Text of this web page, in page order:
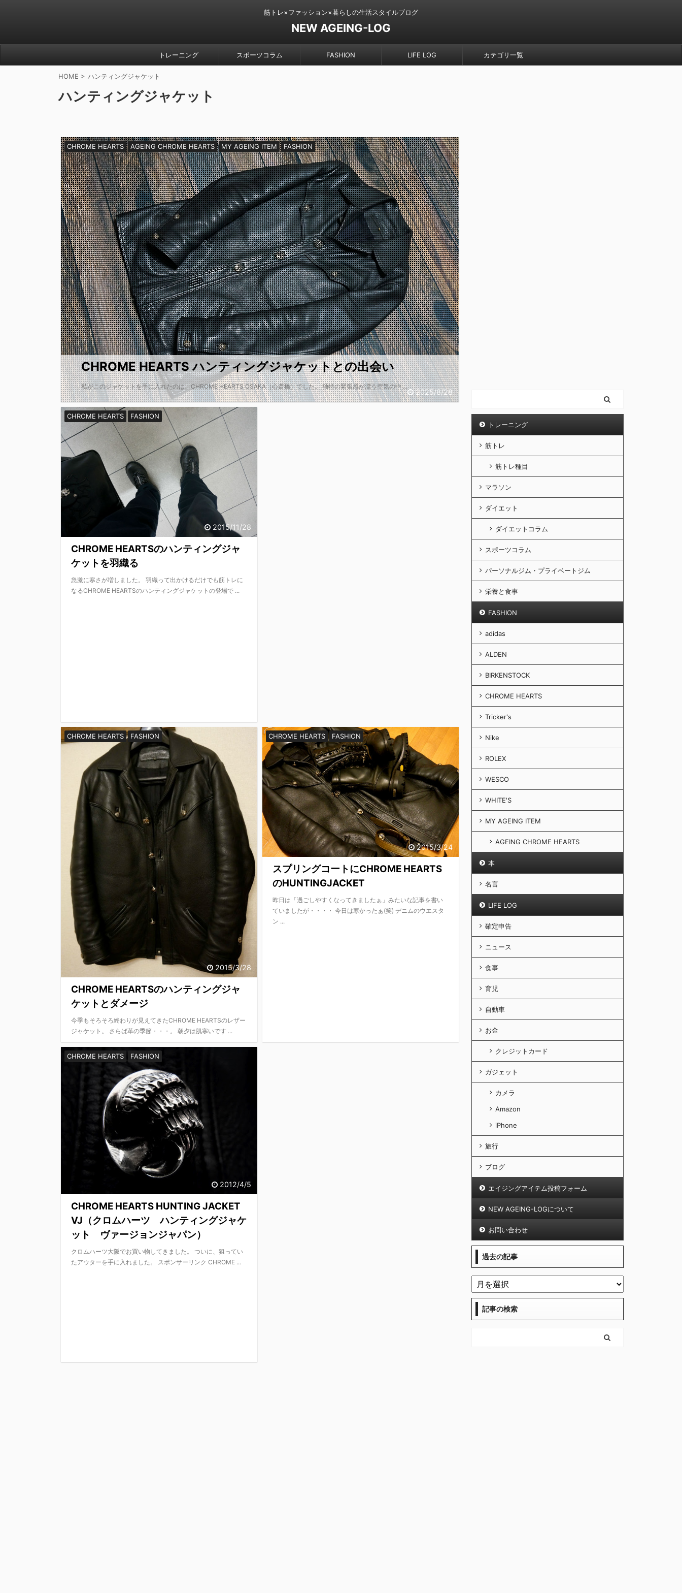
筋トレ×ファッション×暮らしの生活スタイルブログ
NEW AGEING-LOG
トレーニング スポーツコラム FASHION LIFE LOG カテゴリ一覧
HOME > ハンティングジャケット
ハンティングジャケット
2025/8/28
CHROME HEARTS AGEING CHROME HEARTS MY AGEING ITEM FASHION
CHROME HEARTS ハンティングジャケットとの出会い
私がこのジャケットを手に入れたのは、CHROME HEARTS OSAKA（心斎橋）でした。 独特の緊張感が漂う空気の中 ...
2015/11/28
CHROME HEARTS FASHION
CHROME HEARTSのハンティングジャ
ケットを羽織る
急激に寒さが増しました。 羽織って出かけるだけでも筋トレに
なるCHROME HEARTSのハンティングジャケットの登場で ...
2015/3/28
CHROME HEARTS FASHION
CHROME HEARTSのハンティングジャ
ケットとダメージ
今季もそろそろ終わりが見えてきたCHROME HEARTSのレザー
ジャケット。 さらば革の季節・・・。 朝夕は肌寒いです ...
2015/3/24
CHROME HEARTS FASHION
スプリングコートにCHROME HEARTS
のHUNTINGJACKET
昨日は「過ごしやすくなってきましたぁ」みたいな記事を書い
ていましたが・・・・ 今日は寒かったぁ(笑) デニムのウエスタ
ン ...
2012/4/5
CHROME HEARTS FASHION
CHROME HEARTS HUNTING JACKET
VJ（クロムハーツ ハンティングジャケ
ット ヴァージョンジャパン）
クロムハーツ大阪でお買い物してきました。 ついに、狙ってい
たアウターを手に入れました。 スポンサーリンク CHROME ...
トレーニング
筋トレ
筋トレ種目
マラソン
ダイエット
ダイエットコラム
スポーツコラム
パーソナルジム・プライベートジム
栄養と食事
FASHION
adidas
ALDEN
BIRKENSTOCK
CHROME HEARTS
Tricker's
Nike
ROLEX
WESCO
WHITE'S
MY AGEING ITEM
AGEING CHROME HEARTS
本
名言
LIFE LOG
確定申告
ニュース
食事
育児
自動車
お金
クレジットカード
ガジェット
カメラ
Amazon
iPhone
旅行
ブログ
エイジングアイテム投稿フォーム
NEW AGEING-LOGについて
お問い合わせ
過去の記事
記事の検索